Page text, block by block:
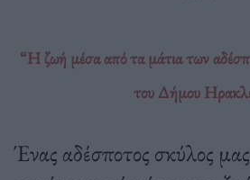
“Η ζωή μέσα από τα μάτια των
του Δήμου
Ένας αδέσποτος σκύλος